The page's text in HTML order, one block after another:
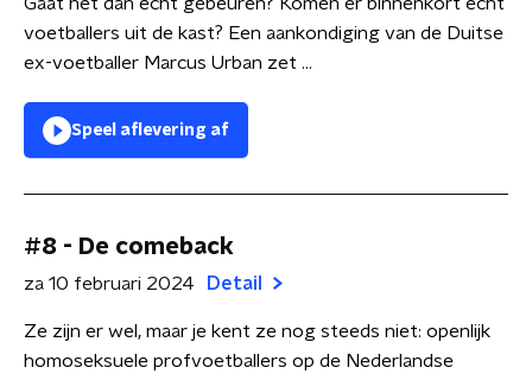
voetballers uit de kast? Een aankondiging van de Duitse
ex-voetballer Marcus Urban zet ...
Speel aflevering af
#8 - De comeback
za 10 februari 2024 Detail
Ze zijn er wel, maar je kent ze nog steeds niet: openlijk
homoseksuele profvoetballers op de Nederlandse